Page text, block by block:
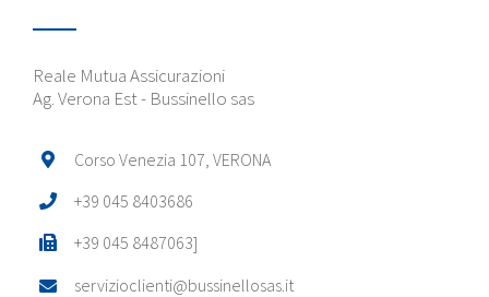
Reale Mutua Assicurazioni
Ag. Verona Est - Bussinello sas
Corso Venezia 107, VERONA
+39 045 8403686
+39 045 8487063]
servizioclienti@bussinellosas.it